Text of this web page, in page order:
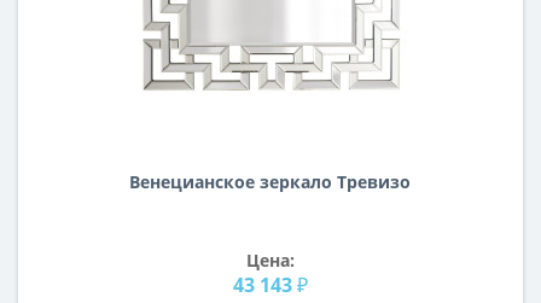
Венецианское зеркало Тревизо
Цена:
43 143 ₽